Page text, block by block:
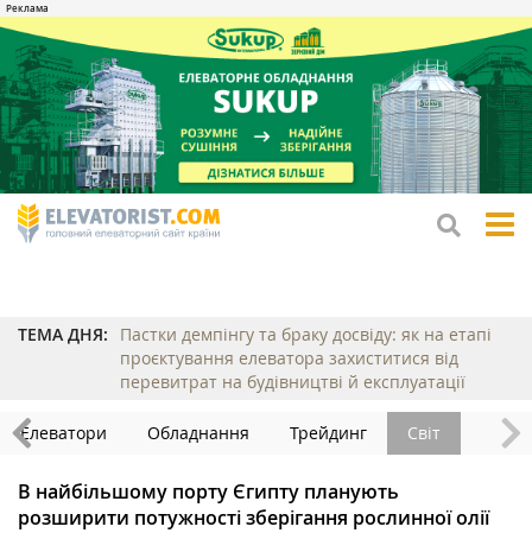
ТЕМА ДНЯ:
Пастки демпінгу та браку досвіду: як на етапі
проєктування елеватора захиститися від
перевитрат на будівництві й експлуатації
Елеватори Обладнання Трейдинг Світ
В найбільшому порту Єгипту планують
розширити потужності зберігання рослинної олії